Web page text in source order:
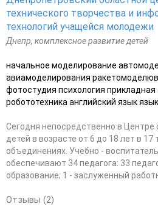
технического творчества и
технологий учащейся молодежи
Днепр, комплексное развитие детей
начальное моделирование
авиамоделирования
фотостудия психология
робототехника английский язык
Сегодня непосредственно в Центре
детей в возрасте от 6 до 18 лет в 17
объединениях. Учебно -
обеспечивают 34 педагога: 33
образование; 1 - заслуженный
Отзывы (2)